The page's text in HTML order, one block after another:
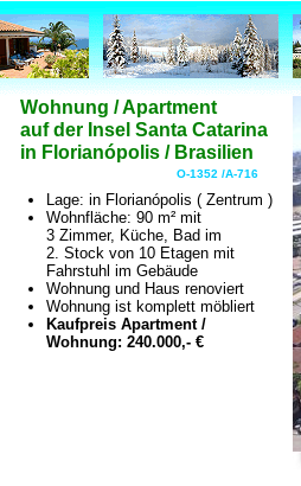
Wohnung / Apartment
auf der Insel Santa Catarina
in Florianópolis / Brasilien
O-1352 /A-716
Lage: in Florianópolis ( Zentrum )
Wohnfläche: 90 m² mit
3 Zimmer, Küche, Bad im
2. Stock von 10 Etagen mit
Fahrstuhl im Gebäude
Wohnung und Haus renoviert
Wohnung ist komplett möbliert
Kaufpreis Apartment /
Wohnung: 240.000,- €